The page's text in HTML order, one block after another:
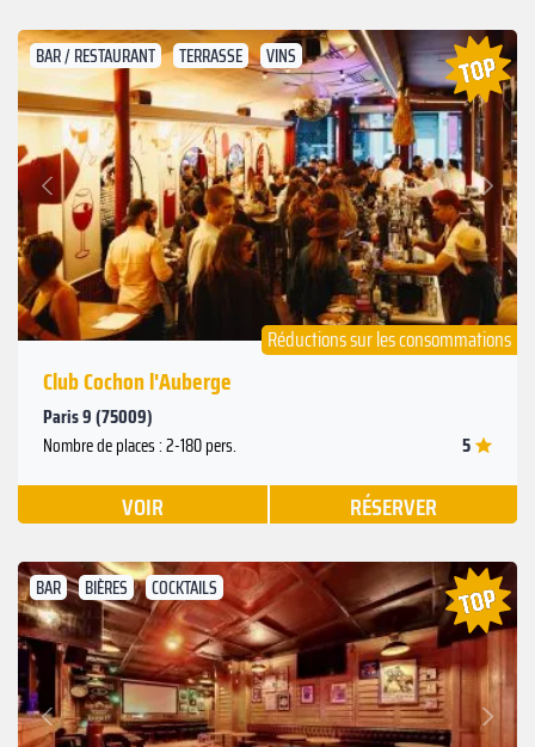
BAR / RESTAURANT TERRASSE VINS
Précédent
Suivant
Réductions sur les consommations
Club Cochon l'Auberge
Paris 9 (75009)
Nombre de places : 2-180 pers. 5
VOIR RÉSERVER
BAR BIÈRES COCKTAILS
Précédent
Suivant